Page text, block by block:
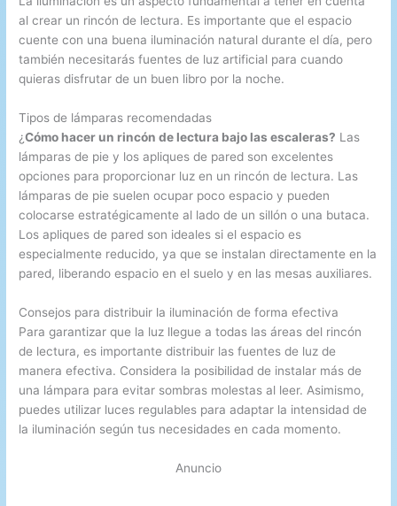
al crear un rincón de lectura. Es importante que el espacio
cuente con una buena iluminación natural durante el día, pero
también necesitarás fuentes de luz artificial para cuando
quieras disfrutar de un buen libro por la noche.
Tipos de lámparas recomendadas
¿Cómo hacer un rincón de lectura bajo las escaleras? Las
lámparas de pie y los apliques de pared son excelentes
opciones para proporcionar luz en un rincón de lectura. Las
lámparas de pie suelen ocupar poco espacio y pueden
colocarse estratégicamente al lado de un sillón o una butaca.
Los apliques de pared son ideales si el espacio es
especialmente reducido, ya que se instalan directamente en la
pared, liberando espacio en el suelo y en las mesas auxiliares.
Consejos para distribuir la iluminación de forma efectiva
Para garantizar que la luz llegue a todas las áreas del rincón
de lectura, es importante distribuir las fuentes de luz de
manera efectiva. Considera la posibilidad de instalar más de
una lámpara para evitar sombras molestas al leer. Asimismo,
puedes utilizar luces regulables para adaptar la intensidad de
la iluminación según tus necesidades en cada momento.
Anuncio